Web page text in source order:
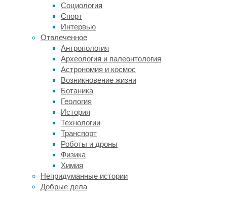
Социология
Спорт
Интервью
Отвлеченное
Антропология
Археология и палеонтология
Астрономия и космос
Возникновение жизни
Ботаника
Геология
История
Технологии
Транспорт
Роботы и дроны
Физика
Химия
Непридуманные истории
Добрые дела
день,
предупреждая,
что
выход
за
эти
рамки
грозит
падением
успеваемости
мотивации
учебе.
о
пользе